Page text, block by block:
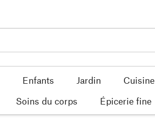
Enfants Jardin Cuisine
Soins du corps Épicerie fine